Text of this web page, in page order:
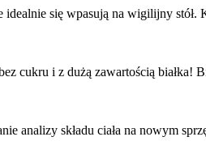
się wpasują na wigilijny
cukru i z dużą zawartością białka!
analizy składu ciała na nowym